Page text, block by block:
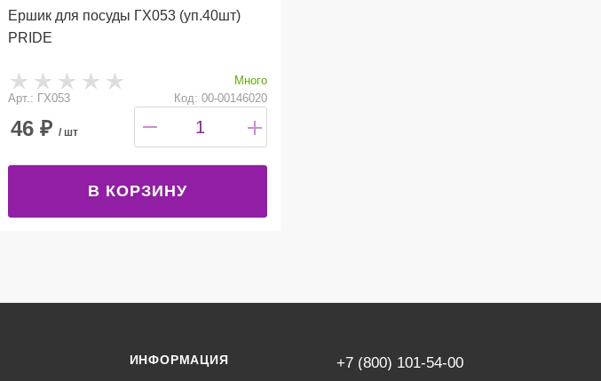
Ершик для посуды ГХ053 (уп.40шт)
PRIDE
Много
Арт.: ГХ053
Код: 00-00146020
46 ₽ / шт
В КОРЗИНУ
ИНФОРМАЦИЯ +7 (800) 101-54-00